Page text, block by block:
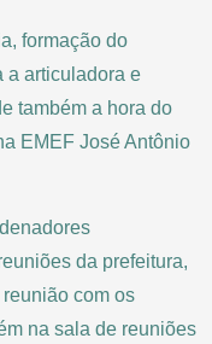
formação do
a articuladora e
também a hora do
EMEF José Antônio
da prefeitura,
com os
na sala de reuniões